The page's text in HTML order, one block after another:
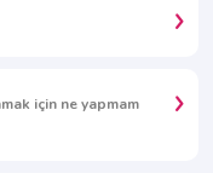
için ne yapmam